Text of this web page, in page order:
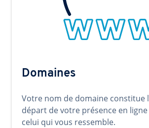
Domaines
Votre nom de domaine constitue
départ de votre présence en
celui qui vous ressemble.